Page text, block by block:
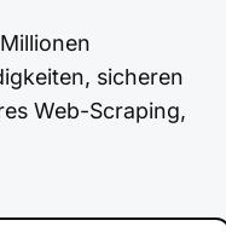
sicheren
Web-Scraping,